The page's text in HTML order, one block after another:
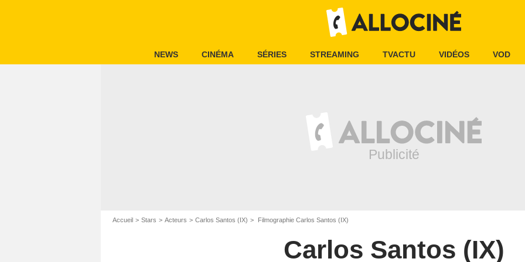
NEWS CINÉMA SÉRIES STREAMING TVACTU VIDÉOS VOD
Accueil Stars Acteurs Carlos Santos (IX) Filmographie Carlos Santos (IX)
Carlos Santos (IX)